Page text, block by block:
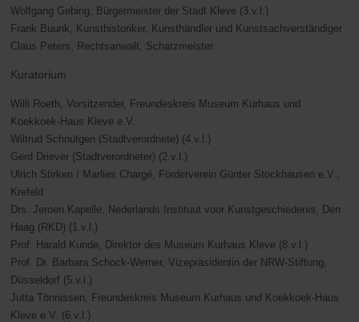
Wolfgang Gebing, Bürgermeister der Stadt Kleve (3.v.l.)
Frank Buunk, Kunsthistoriker, Kunsthändler und Kunstsachverständiger
Claus Peters, Rechtsanwalt, Schatzmeister
Kuratorium
Willi Roeth, Vorsitzender, Freundeskreis Museum Kurhaus und
Koekkoek-Haus Kleve e.V.
Wiltrud Schnütgen (Stadtverordnete) (4.v.l.)
Gerd Driever (Stadtverordneter) (2.v.l.)
Ulrich Stirken / Marlies Chargé, Förderverein Günter Stockhausen e.V.,
Krefeld
Drs. Jeroen Kapelle, Nederlands Instituut voor Kunstgeschiedenis, Den
Haag (RKD) (1.v.l.)
Prof. Harald Kunde, Direktor des Museum Kurhaus Kleve (8.v.l.)
Prof. Dr. Barbara Schock-Werner, Vizepräsidentin der NRW-Stiftung,
Düsseldorf (5.v.l.)
Jutta Tönnissen, Freundeskreis Museum Kurhaus und Koekkoek-Haus
Kleve e.V. (6.v.l.)